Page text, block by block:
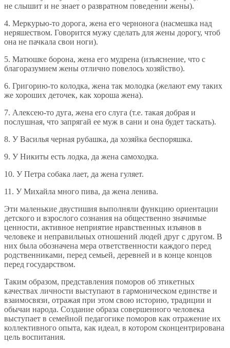
не слышит и не знает о развратном поведении жены).
4. Меркурью-то дорога, жена его чернонога (насмешка над
неряшеством. Говорится мужу сделать для жены дорогу, чтоб
она не пачкала свои ноги).
5. Матюшке борона, жена его мудрена (изъяснение, что с
благоразумием жены отлично повелось хозяйство).
6. Григорию-то колодка, жена так молодка (желают ему таких
же хороших деточек, как хороша жена).
7. Алексею-то дуга, жена его слуга (т.е. такая добрая и
послушная, что запрягай ее муж в сани и она будет таскать).
8. У Василья черная рубашка, да хозяйка беспоряшка.
9. У Никиты есть лодка, да жена самоходка.
10. У Петра собака лает, да жена гуляет.
11. У Михайла много пива, да жена ленива.
Эти маленькие двустишия выполняли функцию ориентации
детского и взрослого сознания на общественно значимые
ценности, активное неприятие нравственных изъянов в
человеке и неправильных отношений людей друг с другом. В
них была обозначена мера ответственности каждого перед
родственниками, перед семьей, деревней и в конце концов
перед государством.
Таким образом, представления поморов об зтикетных
качествах личности выступают в гармоническом единстве и
взаимосвязи, отражая при этом свою историю, традиции и
обычаи народа. Создание образа совершенного человека
выступает в семейной педагогике поморов как отражение их
коллективного опыта, как идеал, в котором сконцентрирована
цель воспитания.